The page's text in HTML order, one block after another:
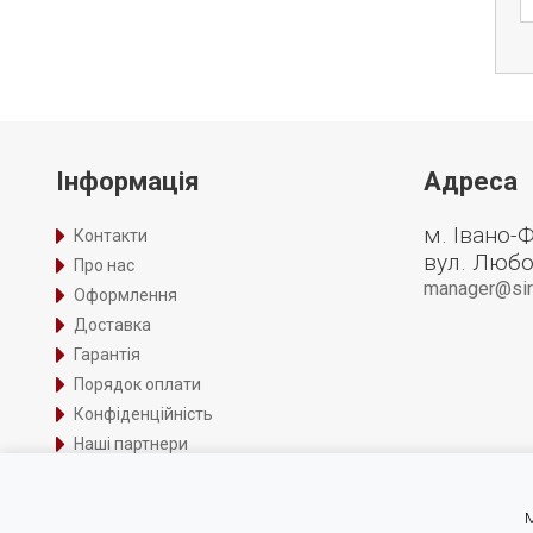
Інформація
Контакти
Про нас
Оформлення
Доставка
Гарантія
Порядок оплати
Конфіденційність
Наші партнери
Адреса
м. Івано-
вул.